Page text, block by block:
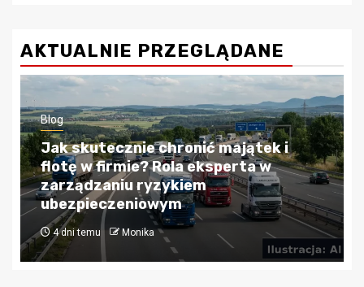
AKTUALNIE PRZEGLĄDANE
Blog
Kredyty hipoteczne w Krakowie:
Przewodnik po bezpiecznym
finansowaniu nieruchomości
4 tygodnie temu Monika